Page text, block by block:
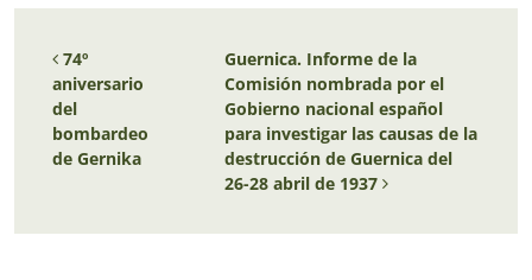
Navigation des articles
74º
aniversario
del
bombardeo
de Gernika
Guernica. Informe de la
Comisión nombrada por el
Gobierno nacional español
para investigar las causas de la
destrucción de Guernica del
26-28 abril de 1937